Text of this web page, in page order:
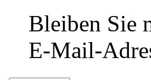
Bleiben Sie
E-Mail-